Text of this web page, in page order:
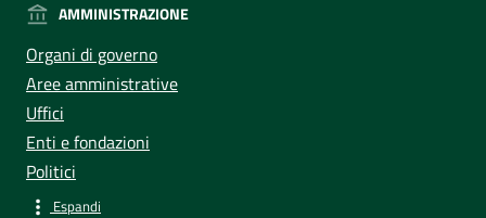
AMMINISTRAZIONE
Organi di governo
Aree amministrative
Uffici
Enti e fondazioni
Politici
Espandi